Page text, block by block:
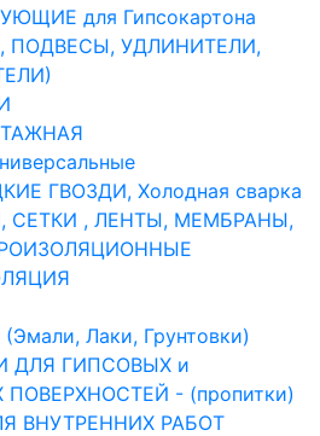
для Гипсокартона
ПОДВЕСЫ, УДЛИНИТЕЛИ,
ГВОЗДИ, Холодная сварка
СЕТКИ , ЛЕНТЫ, МЕМБРАНЫ,
Лаки, Грунтовки)
ДЛЯ ГИПСОВЫХ и
- (пропитки)
ВНУТРЕННИХ РАБОТ